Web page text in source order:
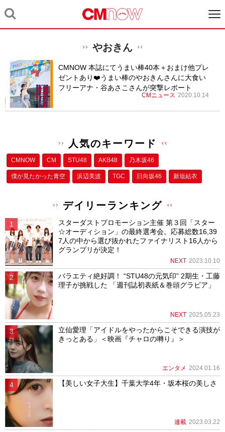
やおきん
CMNOW 本誌にてうまい棒40本＋おまけ他プレ
ゼントあり❤️うまい棒のやおきんさんに大食い
フリーアナ・谷あさこさんが突撃レポート
CMニュース 2020.10.14
人気のキーワード
CMNOW CM STU48 AKB48 乃木坂46
僕が⾒たかった⻘空 浜辺美波 TGC 日向坂46 新垣結衣
デイリーランキング
スターダストプロモーション主催 第３回「スター
☆オーディション」の最終選考会。応募総数16,39
7人の中から選び抜かれたファイナリスト16人から
グランプリが決定！
NEXT 2023.10.10
バラエティ絶好調！ “STU48の元気印” 2期生・工藤
理子が挑戦した 「週刊誌初表紙＆巻頭グラビア」
NEXT 2025.05.23
立仙愛理「アイドルをやったからこそできる演技が
きっとある」＜映画『チャロの囀り』＞
エンタメ 2024.01.16
【美しい女子大生】千葉大学4年・坂本桜の美しさ
連載 2023.03.22